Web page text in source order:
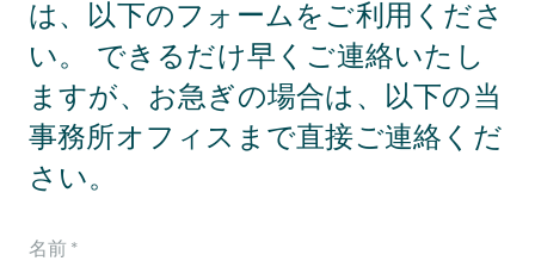
は、以下のフォームをご利用くださ
い。 できるだけ早くご連絡いたし
ますが、お急ぎの場合は、以下の当
事務所オフィスまで直接ご連絡くだ
さい。
名前 *